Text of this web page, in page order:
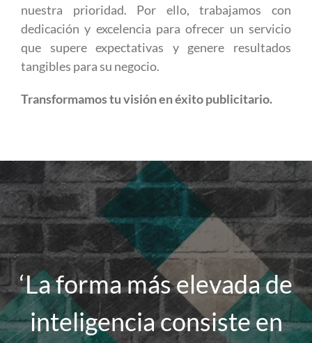
nuestra prioridad. Por ello, trabajamos con
dedicación y excelencia para ofrecer un servicio
que supere expectativas y genere resultados
tangibles para su negocio.
Transformamos tu visión en éxito publicitario.
‘La forma más elevada de
inteligencia consiste en